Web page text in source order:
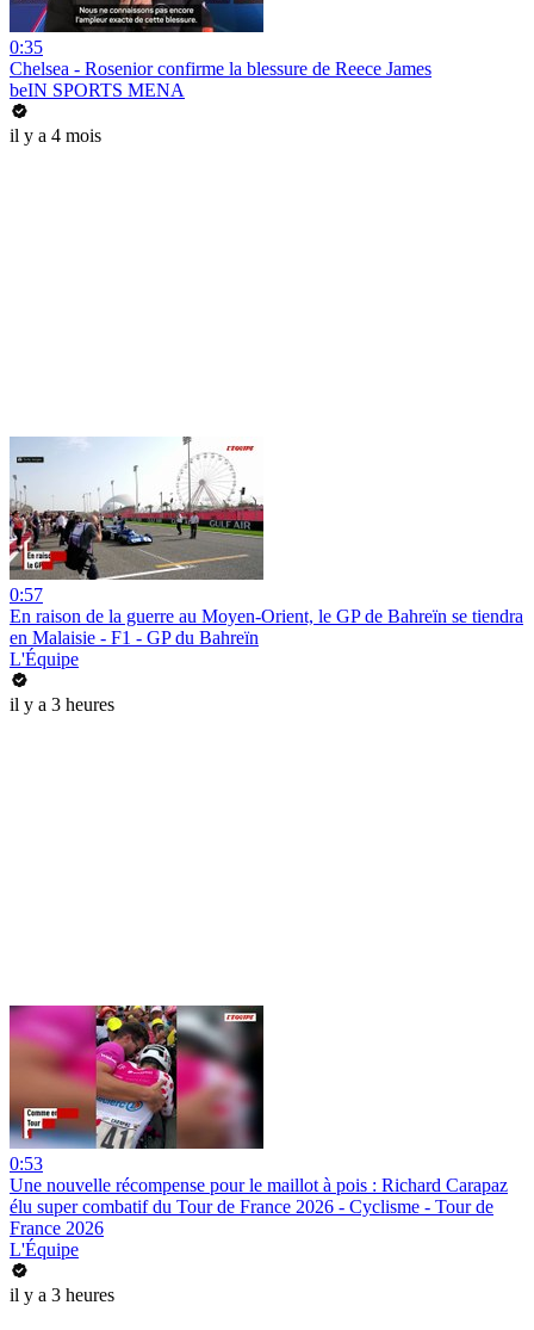
0:35
Chelsea - Rosenior confirme la blessure de Reece James
beIN SPORTS MENA
il y a 4 mois
0:57
En raison de la guerre au Moyen-Orient, le GP de Bahreïn se tiendra
en Malaisie - F1 - GP du Bahreïn
L'Équipe
il y a 3 heures
0:53
Une nouvelle récompense pour le maillot à pois : Richard Carapaz
élu super combatif du Tour de France 2026 - Cyclisme - Tour de
France 2026
L'Équipe
il y a 3 heures